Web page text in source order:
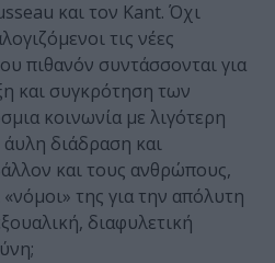
και τον Kant. Όχι
τις νέες
πιθανόν συντάσσονται για
και συγκρότηση των
κοινωνία με λιγότερη
διάδραση και
και τους ανθρώπους,
της για την απόλυτη
διαφυλετική